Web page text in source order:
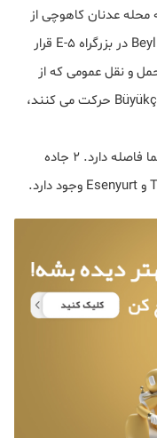
145 مستقیماً به محله عدنان کاهوچی از
تکسیم می رود. از آنجایی که منطقه Beylikdüzü در بزرگراه E-5 قرار
و نقل عمومی که از
Yenibosna و Bakirköy به سمت Büyükçekmece حرکت می کنند،
فرودگاه بیلیکدوزو آتاتورک 13 کیلومتر با شما فاصله دارد. 2 جاده